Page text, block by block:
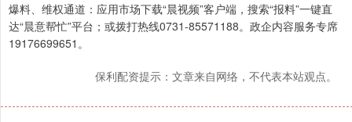
爆料、维权通道：应用市场下载“晨视频”客户端，搜索“报料”一键直
达“晨意帮忙”平台；或拨打热线0731-85571188。政企内容服务专席
19176699651。
保利配资提示：文章来自网络，不代表本站观点。